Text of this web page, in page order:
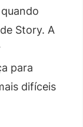
Story. A
para
difíceis